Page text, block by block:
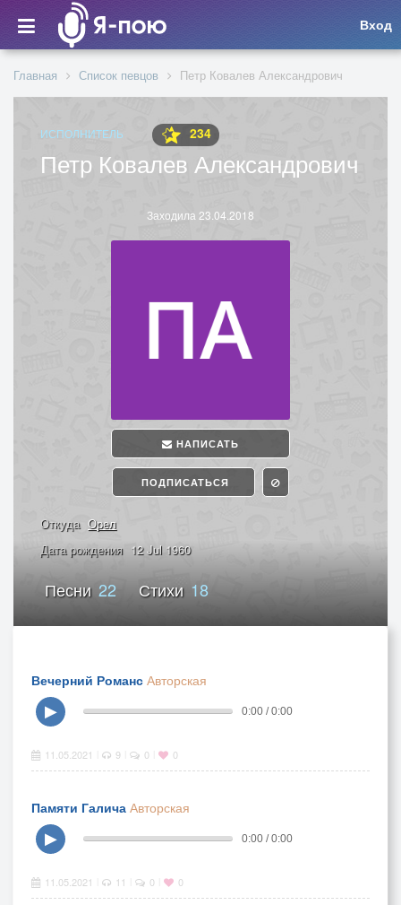
Вход
Главная Список певцов Петр Ковалев Александрович
ИСПОЛНИТЕЛЬ 234
Петр Ковалев Александрович
Заходила 23.04.2018
НАПИСАТЬ
ПОДПИСАТЬСЯ
Откуда Орел
Дата рождения 12 Jul 1960
Песни 22 Стихи 18
Вечерний Романс Авторская
▶
0:00 / 0:00
11.05.2021 9 0 0
Памяти Галича Авторская
▶
0:00 / 0:00
11.05.2021 11 0 0